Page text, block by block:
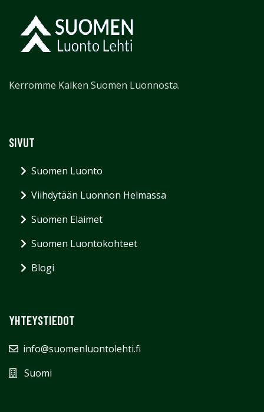
Kerromme Kaiken Suomen Luonnosta.
SIVUT
Suomen Luonto
Viihdytään Luonnon Helmassa
Suomen Eläimet
Suomen Luontokohteet
Blogi
YHTEYSTIEDOT
info@suomenluontolehti.fi
Suomi